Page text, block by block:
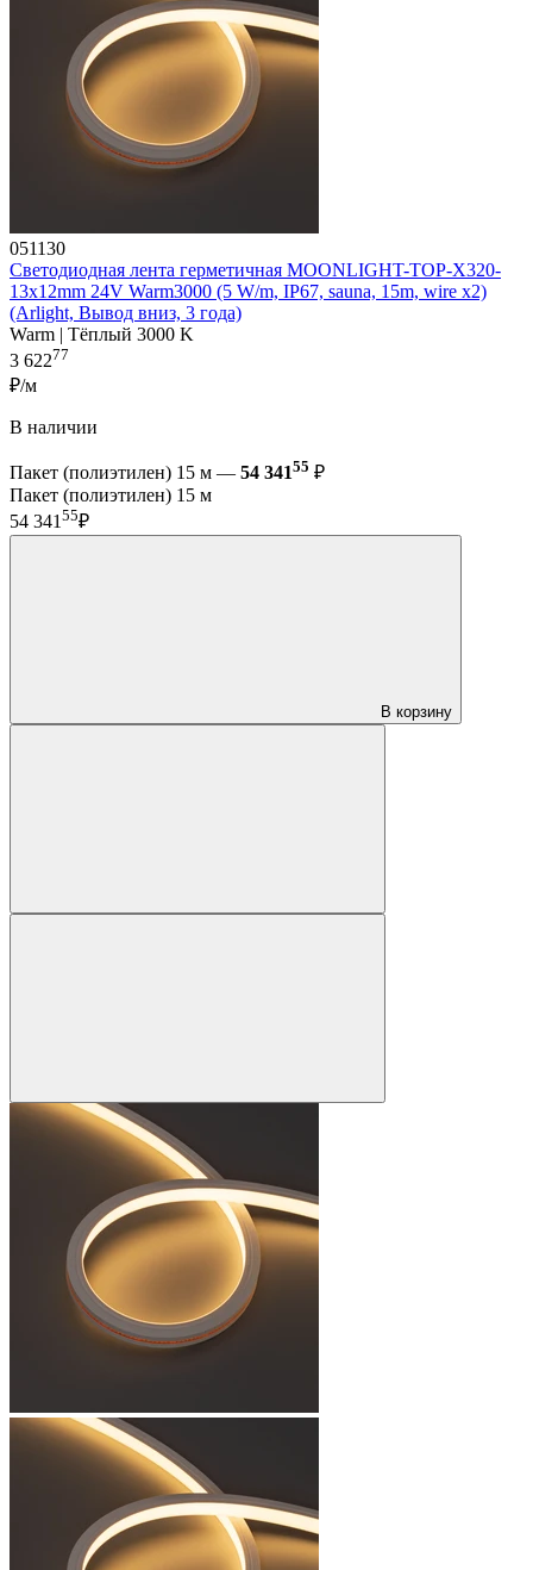
051130
Светодиодная лента герметичная MOONLIGHT-TOP-X320-
13x12mm 24V Warm3000 (5 W/m, IP67, sauna, 15m, wire x2)
(Arlight, Вывод вниз, 3 года)
Warm | Тёплый 3000 K
3 62277
₽/м
В наличии
Пакет (полиэтилен) 15 м — 54 34155 ₽
Пакет (полиэтилен) 15 м
54 34155₽
В корзину